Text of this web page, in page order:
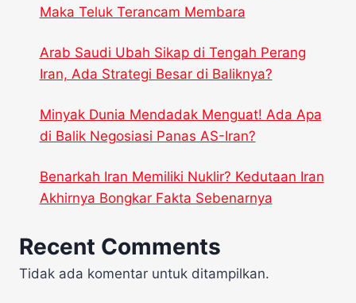
Maka Teluk Terancam Membara
Arab Saudi Ubah Sikap di Tengah Perang
Iran, Ada Strategi Besar di Baliknya?
Minyak Dunia Mendadak Menguat! Ada Apa
di Balik Negosiasi Panas AS-Iran?
Benarkah Iran Memiliki Nuklir? Kedutaan Iran
Akhirnya Bongkar Fakta Sebenarnya
Recent Comments
Tidak ada komentar untuk ditampilkan.